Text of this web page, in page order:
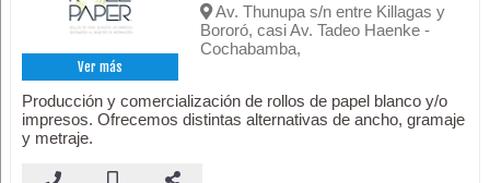
Ver más
Av. Thunupa s/n entre Killagas y
Bororó, casi Av. Tadeo Haenke -
Cochabamba,
Producción y comercialización de rollos de papel blanco y/o
impresos. Ofrecemos distintas alternativas de ancho, gramaje
y metraje.